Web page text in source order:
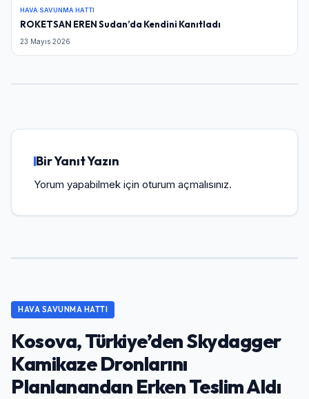
HAVA SAVUNMA HATTI
ROKETSAN EREN Sudan’da Kendini Kanıtladı
23 Mayıs 2026
Bir Yanıt Yazın
Yorum yapabilmek için oturum açmalısınız.
HAVA SAVUNMA HATTI
Kosova, Türkiye’den Skydagger
Kamikaze Dronlarını
Planlanandan Erken Teslim Aldı